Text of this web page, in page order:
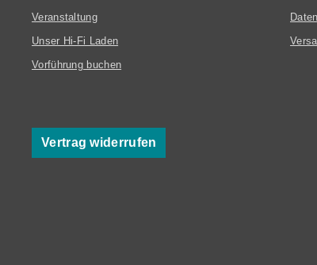
Veranstaltung
Unser Hi-Fi Laden
Vorführung buchen
Vertrag widerrufen